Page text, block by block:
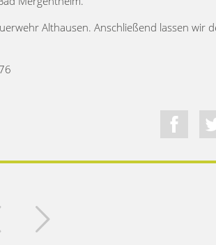
Althausen. Anschließend lassen wir